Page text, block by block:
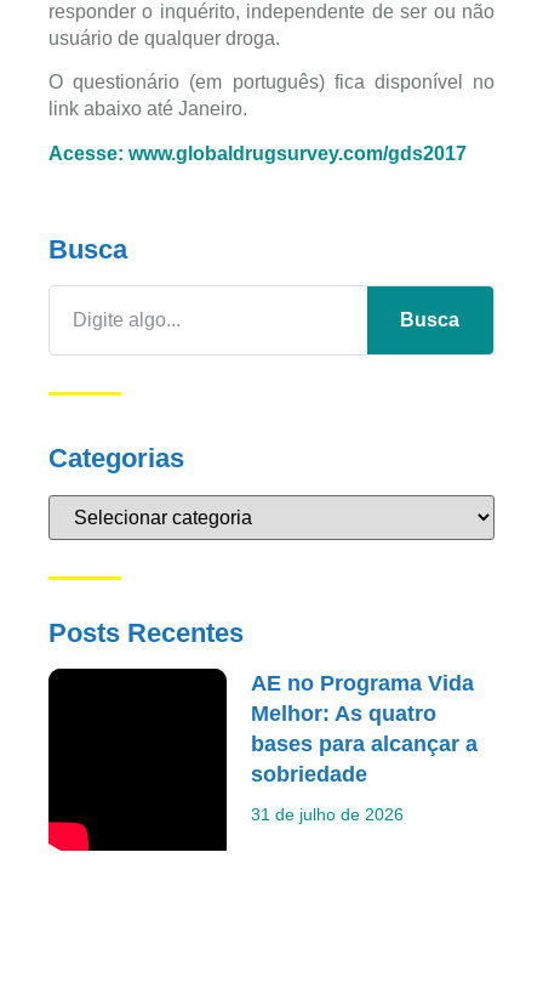
responder o inquérito, independente de ser ou não
usuário de qualquer droga.
O questionário (em português) fica disponível no
link abaixo até Janeiro.
Acesse: www.globaldrugsurvey.com/gds2017
Busca
Busca
Categorias
Posts Recentes
AE no Programa Vida
Melhor: As quatro
bases para alcançar a
sobriedade
31 de julho de 2026